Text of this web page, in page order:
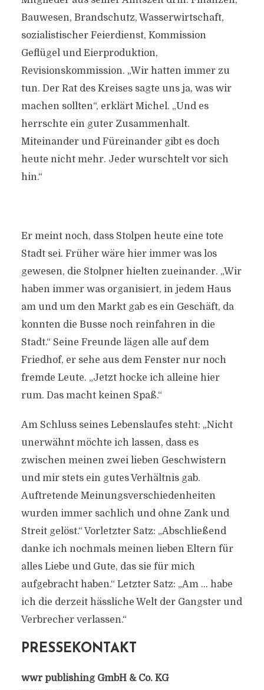
Bauwesen, Brandschutz, Wasserwirtschaft,
sozialistischer Feierdienst, Kommission
Geflügel und Eierproduktion,
Revisionskommission. „Wir hatten immer zu
tun. Der Rat des Kreises sagte uns ja, was wir
machen sollten“, erklärt Michel. „Und es
herrschte ein guter Zusammenhalt.
Miteinander und Füreinander gibt es doch
heute nicht mehr. Jeder wurschtelt vor sich
hin.“
Er meint noch, dass Stolpen heute eine tote
Stadt sei. Früher wäre hier immer was los
gewesen, die Stolpner hielten zueinander. „Wir
haben immer was organisiert, in jedem Haus
am und um den Markt gab es ein Geschäft, da
konnten die Busse noch reinfahren in die
Stadt.“ Seine Freunde lägen alle auf dem
Friedhof, er sehe aus dem Fenster nur noch
fremde Leute. „Jetzt hocke ich alleine hier
rum. Das macht keinen Spaß.“
Am Schluss seines Lebenslaufes steht: „Nicht
unerwähnt möchte ich lassen, dass es
zwischen meinen zwei lieben Geschwistern
und mir stets ein gutes Verhältnis gab.
Auftretende Meinungsverschiedenheiten
wurden immer sachlich und ohne Zank und
Streit gelöst.“ Vorletzter Satz: „Abschließend
danke ich nochmals meinen lieben Eltern für
alles Liebe und Gute, das sie für mich
aufgebracht haben.“ Letzter Satz: „Am … habe
ich die derzeit hässliche Welt der Gangster und
Verbrecher verlassen.“
PRESSEKONTAKT
wwr publishing GmbH & Co. KG